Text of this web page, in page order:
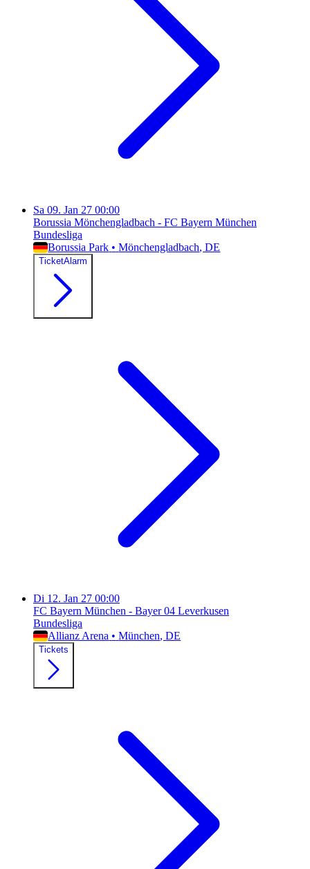
Sa 09. Jan 27 00:00
Borussia Mönchengladbach - FC Bayern München
Bundesliga
Borussia Park • Mönchengladbach, DE
TicketAlarm
Di 12. Jan 27 00:00
FC Bayern München - Bayer 04 Leverkusen
Bundesliga
Allianz Arena • München, DE
Tickets